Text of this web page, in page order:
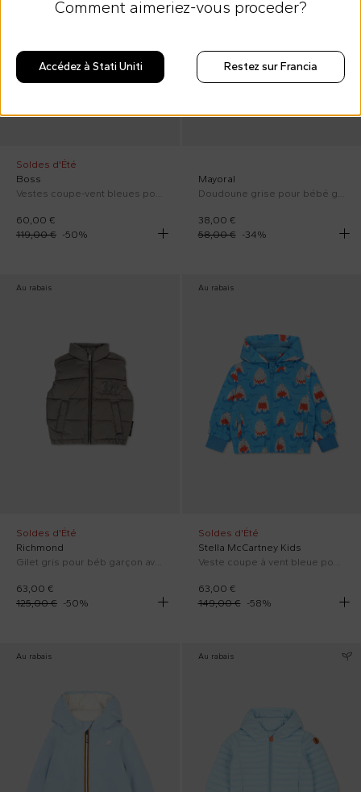
Soldes d'Été
Boss
Vestes coupe-vent bleues pour Bébé Garçon avec monogramme
60,00 €
119,00 € -50%
Mayoral
Doudoune grise pour bébé garçon avec logo
38,00 €
58,00 €
-34%
Au rabais
Soldes d'Été
Richmond
Gilet gris pour béb garçon avec logo
63,00 €
125,00 € -50%
Au rabais
Soldes d'Été
Stella McCartney Kids
Veste coupe à vent bleue pour bébé garçon avec requin
63,00 €
149,00 €
-58%
Au rabais Au rabais
Comment aimeriez-vous proceder?
Accédez à Stati Uniti Restez sur Francia